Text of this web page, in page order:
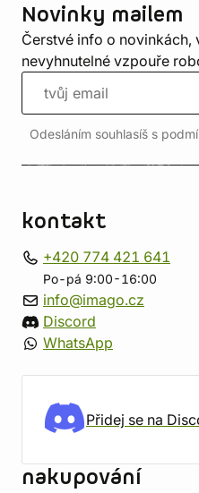
Novinky mailem
Čerstvé info o novinkách,
nevyhnutelné vzpouře
Odesláním souhlasíš s
kontakt
+420 774 421 641
Po-pá 9:00-16:00
info@imago.cz
Discord
WhatsApp
Přidej se na
nakupování